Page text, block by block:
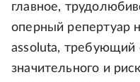
главное,
оперный репертуар
assoluta, требующий
значительного и